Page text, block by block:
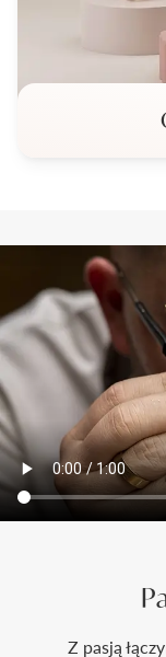
Z pasją